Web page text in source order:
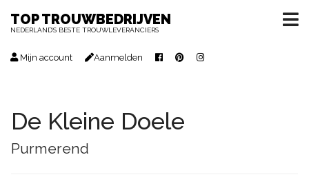
TOP TROUWBEDRIJVEN
NEDERLAND’S BESTE TROUWLEVERANCIERS
Mijn account Aanmelden
De Kleine Doele
Purmerend